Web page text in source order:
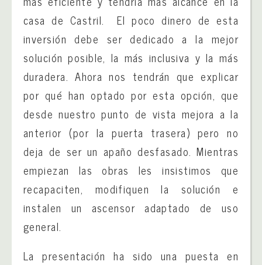
casa de Castril. El poco dinero de esta
inversión debe ser dedicado a la mejor
solución posible, la más inclusiva y la más
duradera. Ahora nos tendrán que explicar
por qué han optado por esta opción, que
desde nuestro punto de vista mejora a la
anterior (por la puerta trasera) pero no
deja de ser un apaño desfasado. Mientras
empiezan las obras les insistimos que
recapaciten, modifiquen la solución e
instalen un ascensor adaptado de uso
general.
La presentación ha sido una puesta en